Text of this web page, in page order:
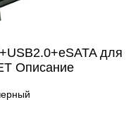
для
Описание